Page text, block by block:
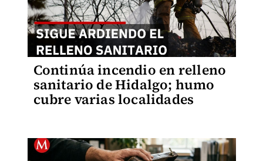
Continúa incendio en relleno
sanitario de Hidalgo; humo
cubre varias localidades